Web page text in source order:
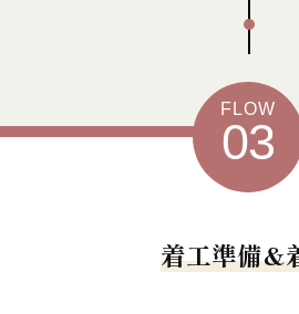
FLOW
03
着工準備&